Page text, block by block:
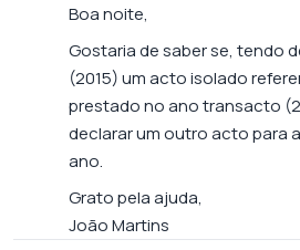
Boa noite,
Gostaria de saber se, tendo
(2015) um acto isolado
prestado no ano transacto
declarar um outro acto para
ano.
Grato pela ajuda,
João Martins